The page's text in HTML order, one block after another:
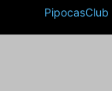
PipocasClub